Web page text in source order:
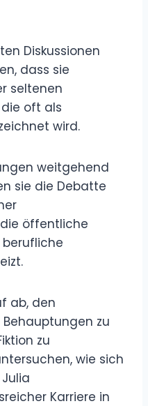
Diskussionen
dass sie
seltenen
oft als
wird.
weitgehend
sie die Debatte
öffentliche
ab, den
zu
zu
wie sich
Karriere in